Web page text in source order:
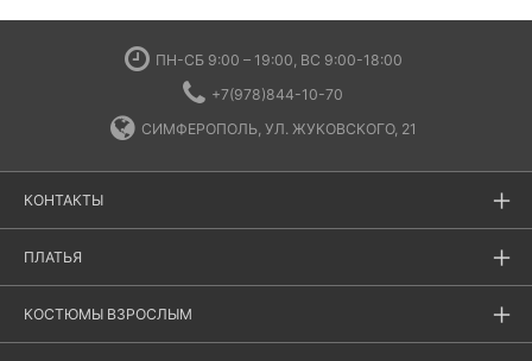
ПН-СБ 9:00 – 19:00, ВС 9:00-18:00
+7(978)844-10-70
СИМФЕРОПОЛЬ, УЛ. ЖУКОВСКОГО, 21
КОНТАКТЫ
ПЛАТЬЯ
КОСТЮМЫ ВЗРОСЛЫМ